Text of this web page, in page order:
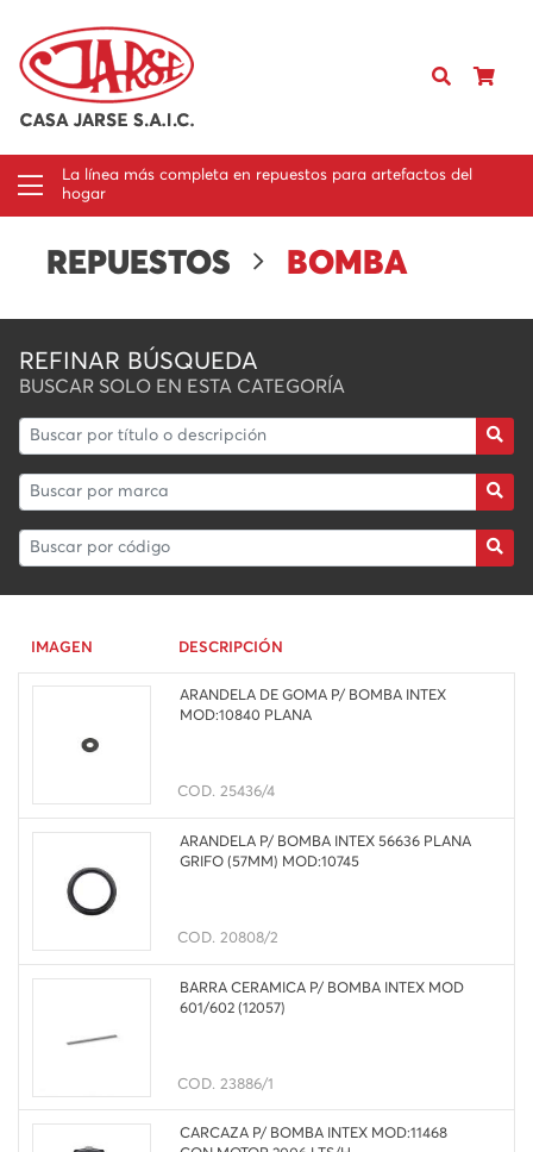
La línea más completa en repuestos para artefactos del
hogar
REPUESTOS BOMBA
REFINAR BÚSQUEDA
BUSCAR SOLO EN ESTA CATEGORÍA
IMAGEN DESCRIPCIÓN
ARANDELA DE GOMA P/ BOMBA INTEX
MOD:10840 PLANA
COD. 25436/4
ARANDELA P/ BOMBA INTEX 56636 PLANA
GRIFO (57MM) MOD:10745
COD. 20808/2
BARRA CERAMICA P/ BOMBA INTEX MOD
601/602 (12057)
COD. 23886/1
CARCAZA P/ BOMBA INTEX MOD:11468